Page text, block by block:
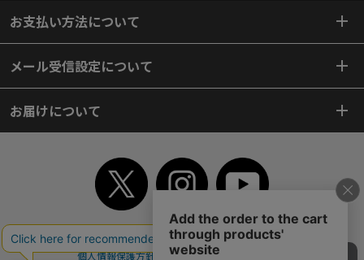
お支払い方法について
メール受信設定について
お届けについて
TOP 初めてご利用のお客様へ ご利用案内
ご利用規約
個人情報保護方針
特定商取引法